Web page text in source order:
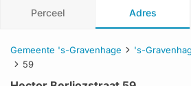
Perceel Adres
Gemeente 's-Gravenhage 's-
59